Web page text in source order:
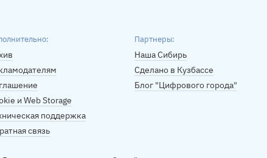
и Web Storage
поддержка
связь
Партнеры:
Наша Сибирь
Сделано в Кузбассе
Блог "Цифрового города"